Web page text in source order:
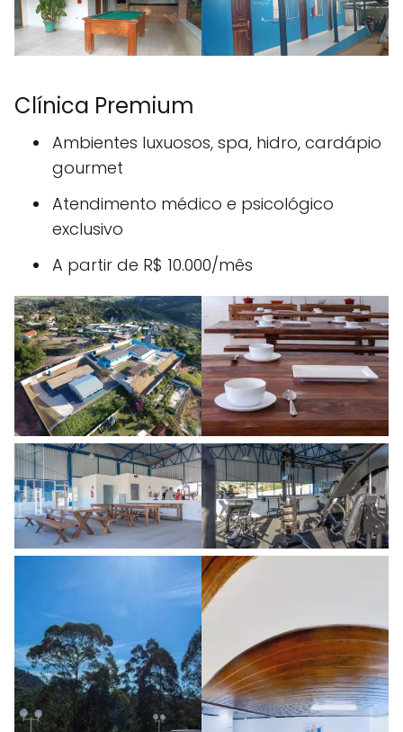
Clínica Premium
Ambientes luxuosos, spa, hidro, cardápio
gourmet
Atendimento médico e psicológico
exclusivo
A partir de R$ 10.000/mês